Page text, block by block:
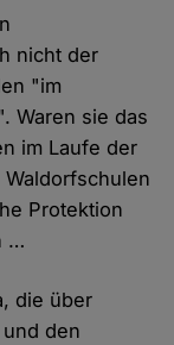
nicht der
"im
Waren sie das
im Laufe der
Protektion
…
die über
den